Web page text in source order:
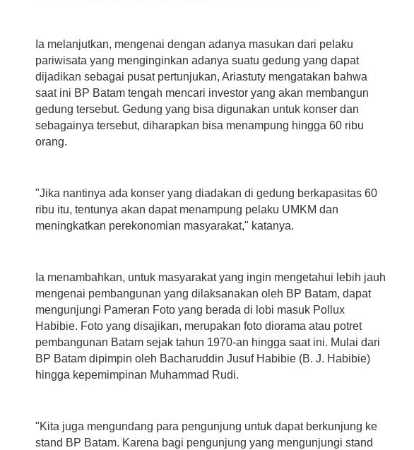
Ia melanjutkan, mengenai dengan adanya masukan dari pelaku
pariwisata yang menginginkan adanya suatu gedung yang dapat
dijadikan sebagai pusat pertunjukan, Ariastuty mengatakan bahwa
saat ini BP Batam tengah mencari investor yang akan membangun
gedung tersebut. Gedung yang bisa digunakan untuk konser dan
sebagainya tersebut, diharapkan bisa menampung hingga 60 ribu
orang.
"Jika nantinya ada konser yang diadakan di gedung berkapasitas 60
ribu itu, tentunya akan dapat menampung pelaku UMKM dan
meningkatkan perekonomian masyarakat," katanya.
Ia menambahkan, untuk masyarakat yang ingin mengetahui lebih jauh
mengenai pembangunan yang dilaksanakan oleh BP Batam, dapat
mengunjungi Pameran Foto yang berada di lobi masuk Pollux
Habibie. Foto yang disajikan, merupakan foto diorama atau potret
pembangunan Batam sejak tahun 1970-an hingga saat ini. Mulai dari
BP Batam dipimpin oleh Bacharuddin Jusuf Habibie (B. J. Habibie)
hingga kepemimpinan Muhammad Rudi.
"Kita juga mengundang para pengunjung untuk dapat berkunjung ke
stand BP Batam. Karena bagi pengunjung yang mengunjungi stand